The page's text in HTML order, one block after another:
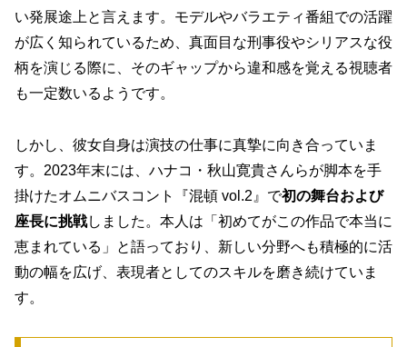
い発展途上と言えます。モデルやバラエティ番組での活躍
が広く知られているため、 真面目な刑事役やシリアスな役
柄を演じる際に、そのギャップから違和感を覚える視聴者
も一定数いる ようです。
しかし、彼女自身は演技の仕事に真摯に向き合っていま
す。2023年末には、ハナコ・秋山寛貴さんらが脚本を手
掛けたオムニバスコント『混頓 vol.2』で初の舞台および
座長に挑戦しました。本人は「初めてがこの作品で本当に
恵まれている」と語っており、新しい分野へも積極的に活
動の幅を広げ、表現者としてのスキルを磨き続けていま
す。